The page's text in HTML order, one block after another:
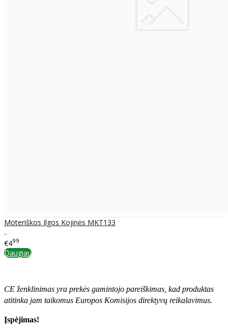
Moteriškos Ilgos Kojinės MKT133
..
€499
Daugiau
CE ženklinimas yra prekės gamintojo pareiškimas, kad produktas
atitinka jam taikomus Europos Komisijos direktyvų reikalavimus.
Įspėjimas!